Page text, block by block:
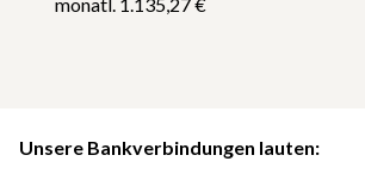
Unsere Bankverbindungen lauten: